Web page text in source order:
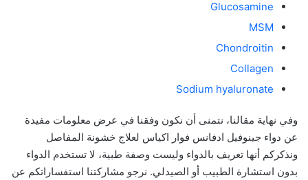
Glucosamine
MSM
Chondroitin
Collagen
Sodium hyaluronate
وفي نهاية مقالنا، نتمنى أن نكون وفقنا في عرض معلومات مفيدة
عن دواء جينوفيل ادفانس فوار اكياس لعلاج خشونة المفاصل
ونذكركم أنها تعريف بالدواء وليست وصفة طبية، لا تستخدم الدواء
بدون استشارة الطبيب أو الصيدلي. نرجو مشاركتنا استفساراتكم عن